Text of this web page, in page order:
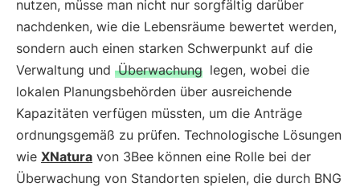
nutzen, müsse man nicht nur sorgfältig darüber
nachdenken, wie die Lebensräume bewertet werden,
sondern auch einen starken Schwerpunkt auf die
Verwaltung und Überwachung legen, wobei die
lokalen Planungsbehörden über ausreichende
Kapazitäten verfügen müssten, um die Anträge
ordnungsgemäß zu prüfen. Technologische Lösungen
wie XNatura von 3Bee können eine Rolle bei der
Überwachung von Standorten spielen, die durch BNG